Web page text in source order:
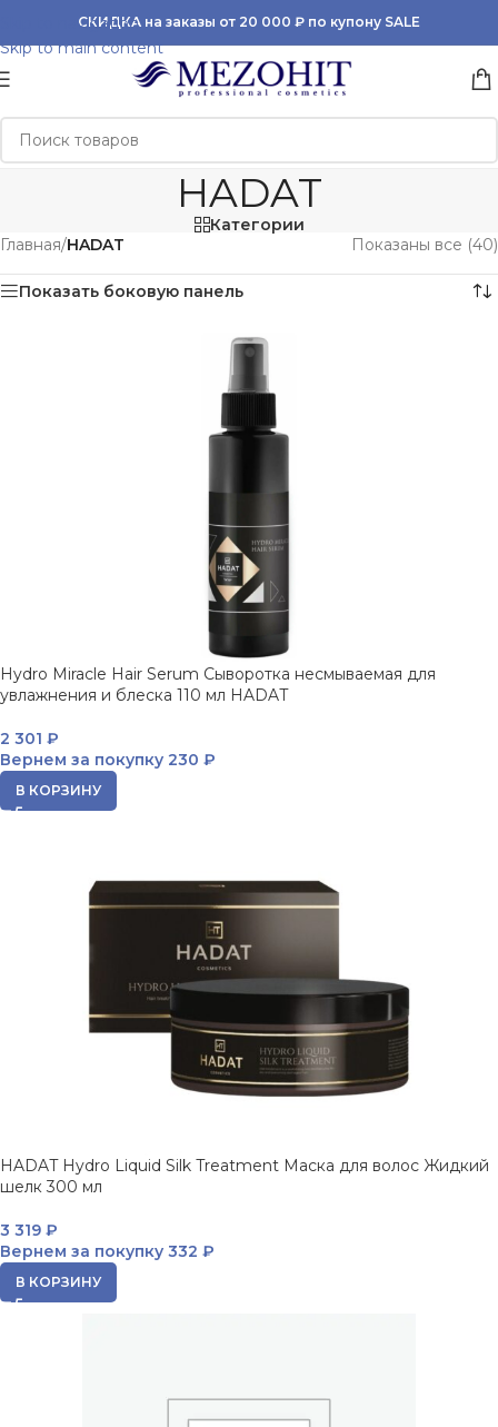
Skip to navigation
Skip to main content
СКИДКА на заказы от 20 000 ₽ по купону SALE
HADAT
Категории
Главная/HADAT Показаны все (40)
Показать боковую панель
Hydro Miracle Hair Serum Сыворотка несмываемая для
увлажнения и блеска 110 мл HADAT
2 301 ₽
Вернем за покупку 230 ₽
В КОРЗИНУ
HADAT Hydro Liquid Silk Treatment Маска для волос Жидкий
шелк 300 мл
3 319 ₽
Вернем за покупку 332 ₽
В КОРЗИНУ